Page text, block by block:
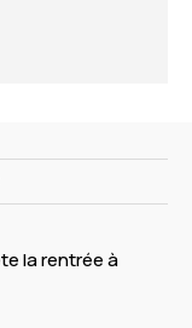
la rentrée à